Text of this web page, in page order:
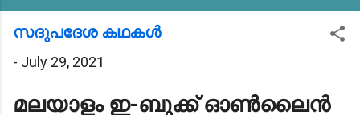
സദുപദേശ കഥകള്‍
- July 29, 2021
മലയാളം ഇ-ബുക്ക് ഓണ്‍ലൈന്‍